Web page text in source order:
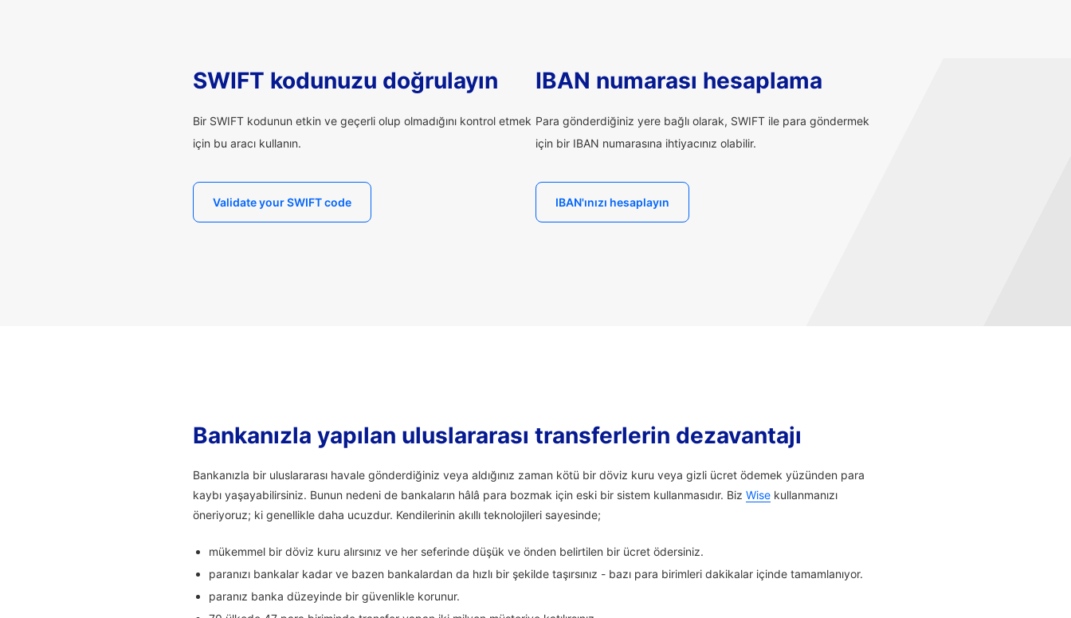
SWIFT kodunuzu doğrulayın
Bir SWIFT kodunun etkin ve geçerli olup olmadığını kontrol etmek
için bu aracı kullanın.
Validate your SWIFT code
IBAN numarası hesaplama
Para gönderdiğiniz yere bağlı olarak, SWIFT ile para göndermek
için bir IBAN numarasına ihtiyacınız olabilir.
IBAN'ınızı hesaplayın
Bankanızla yapılan uluslararası transferlerin dezavantajı
Bankanızla bir uluslararası havale gönderdiğiniz veya aldığınız zaman kötü bir döviz kuru veya gizli ücret ödemek yüzünden para
kaybı yaşayabilirsiniz. Bunun nedeni de bankaların hâlâ para bozmak için eski bir sistem kullanmasıdır. Biz Wise kullanmanızı
öneriyoruz; ki genellikle daha ucuzdur. Kendilerinin akıllı teknolojileri sayesinde;
mükemmel bir döviz kuru alırsınız ve her seferinde düşük ve önden belirtilen bir ücret ödersiniz.
paranızı bankalar kadar ve bazen bankalardan da hızlı bir şekilde taşırsınız - bazı para birimleri dakikalar içinde tamamlanıyor.
paranız banka düzeyinde bir güvenlikle korunur.